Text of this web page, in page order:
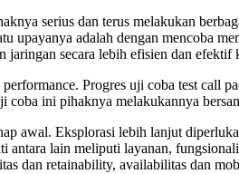
serius dan terus melakukan
upayanya adalah dengan mencoba
secara lebih efisien dan efektif
Progres uji coba test
ini pihaknya melakukannya
awal. Eksplorasi lebih lanjut
antara lain meliputi layanan,
dan retainability, availabilitas dan